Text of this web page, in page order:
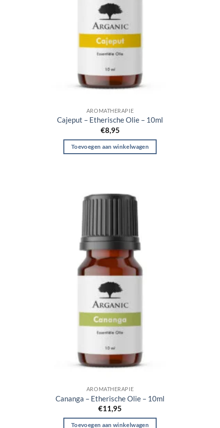
AROMATHERAPIE
Cajeput – Etherische Olie – 10ml
€8,95
Toevoegen aan winkelwagen
AROMATHERAPIE
Cananga – Etherische Olie – 10ml
€11,95
Toevoegen aan winkelwagen